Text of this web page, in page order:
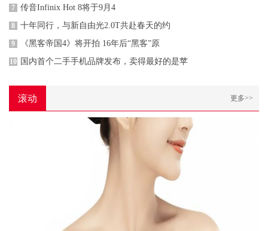
7 传音Infinix Hot 8将于9月4
8 十年同行，与新自由光2.0T共赴春天的约
9 《黑客帝国4》将开拍 16年后“黑客”原
10 国内首个二手手机品牌发布，卖得最好的是苹
滚动 更多>>